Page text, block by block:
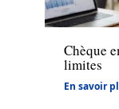
Actu
Chèque
limites
En savoir